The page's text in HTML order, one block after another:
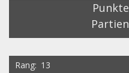
Punkte
Partien
Rang 13